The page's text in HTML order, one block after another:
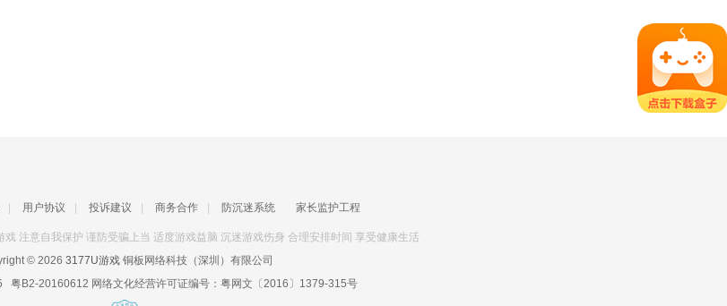
用户协议 投诉建议 商务合作 防沉迷系统 家长监护工程
注意自我保护 谨防受骗上当 适度游戏益脑 沉迷游戏伤身 合理安排时间 享受健康生活
© 2026 3177U游戏铜板网络科技（深圳）有限公司
粤B2-20160612 网络文化经营许可证编号： 粤网文〔2016〕1379-315号